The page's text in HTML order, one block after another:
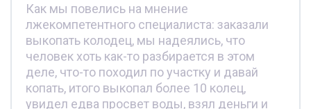
Как мы повелись на мнение
лжекомпетентного специалиста: заказали
выкопать колодец, мы надеялись, что
человек хоть как-то разбирается в этом
деле, что-то походил по участку и давай
копать, итого выкопал более 10 колец,
увидел едва просвет воды, взял деньги и